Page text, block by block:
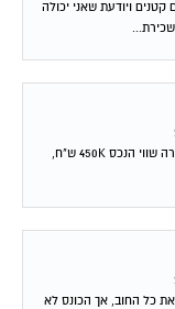
ויודעת שאני יכולה
רמי ולכל אנשי הפורום שלום! אנו עומדים בפני רכישת דירה שווי הנכס 450K ש"ח,
כל החוב, אך הכונס לא